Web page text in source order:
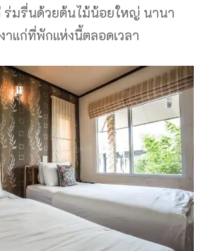
มรื่นด้วยต้นไม้น้อยใหญ่ นานา
าแก่ที่พักแห่งนี้ตลอดเวลา